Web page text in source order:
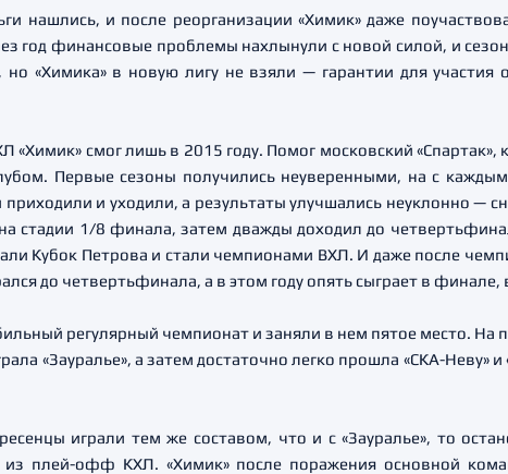
нашлись, и после реорганизации «Химик» даже
год финансовые проблемы нахлынули с новой силой, и
«Химика» в новую лигу не взяли — гарантии для участия
«Химик» смог лишь в 2015 году. Помог московский
Первые сезоны получились неуверенными, на с
и уходили, а результаты улучшались неуклонно —
стадии 1/8 финала, затем дважды доходил до
Кубок Петрова и стали чемпионами ВХЛ. И даже после
до четвертьфинала, а в этом году опять сыграет в финале,
регулярный чемпионат и заняли в нем пятое место. На
«Зауралье», а затем достаточно легко прошла «СКА-Неву»
играли тем же составом, что и с «Зауралье», то
из плей-офф КХЛ. «Химик» после поражения основной